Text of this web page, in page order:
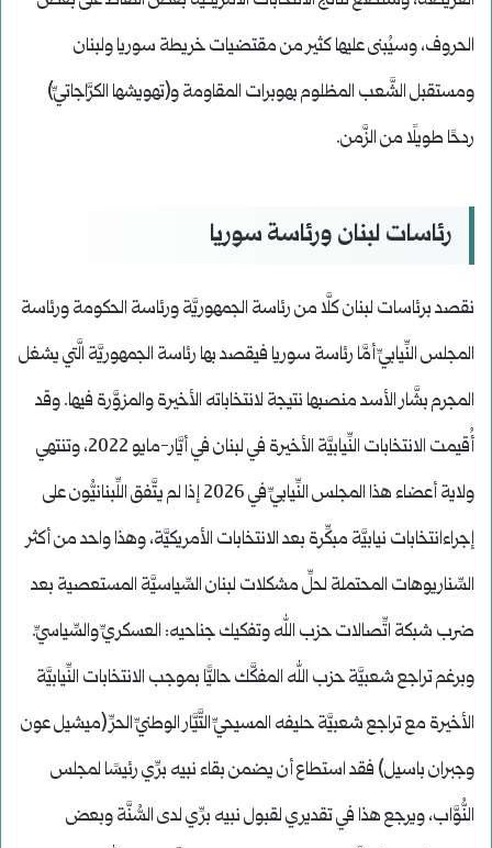
الحروف، وسيُبنى عليها كثير من مقتضيات خريطة سوريا ولبنان
ومستقبل الشَّعب المظلوم بهوبرات المقاومة و(تهويشها الكرَّاجاتيِّ)
ردحًا طويلًا من الزَّمن.
رئاسات لبنان ورئاسة سوريا
نقصد برئاسات لبنان كلَّا من رئاسة الجمهوريَّة ورئاسة الحكومة ورئاسة
المجلس النِّيابيِّ أمَّا رئاسة سوريا فيقصد بها رئاسة الجمهوريَّة الَّتي يشغل
المجرم بشَّار الأسد منصبها نتيجة لانتخاباته الأخيرة والمزوَّرة فيها. وقد
أُقيمت الانتخابات النِّيابيَّة الأخيرة في لبنان في أيَّار-مايو 2022، وتنتهي
ولاية أعضاء هذا المجلس النِّيابيِّ في 2026 إذا لم يتَّفق اللِّبنانيُّون على
إجراءانتخابات نيابيَّة مبكِّرة بعد الانتخابات الأمريكيَّة، وهذا واحد من أكثر
السِّناريوهات المحتملة لحلِّ مشكلات لبنان السِّياسيَّة المستعصية بعد
ضرب شبكة اتِّصالات حزب الله وتفكيك جناحيه: العسكريِّ والسِّياسيِّ.
وبرغم تراجع شعبيَّة حزب الله المفكَّك حاليًّا بموجب الانتخابات النِّيابيَّة
الأخيرة مع تراجع شعبيَّة حليفه المسيحيِّ التَّيَّار الوطنيِّ الحرِّ (ميشيل عون
وجبران باسيل) فقد استطاع أن يضمن بقاء نبيه برِّي رئيسًا لمجلس
النُّوَّاب، ويرجع هذا في تقديري لقبول نبيه برِّي لدى السُّنَّة وبعض